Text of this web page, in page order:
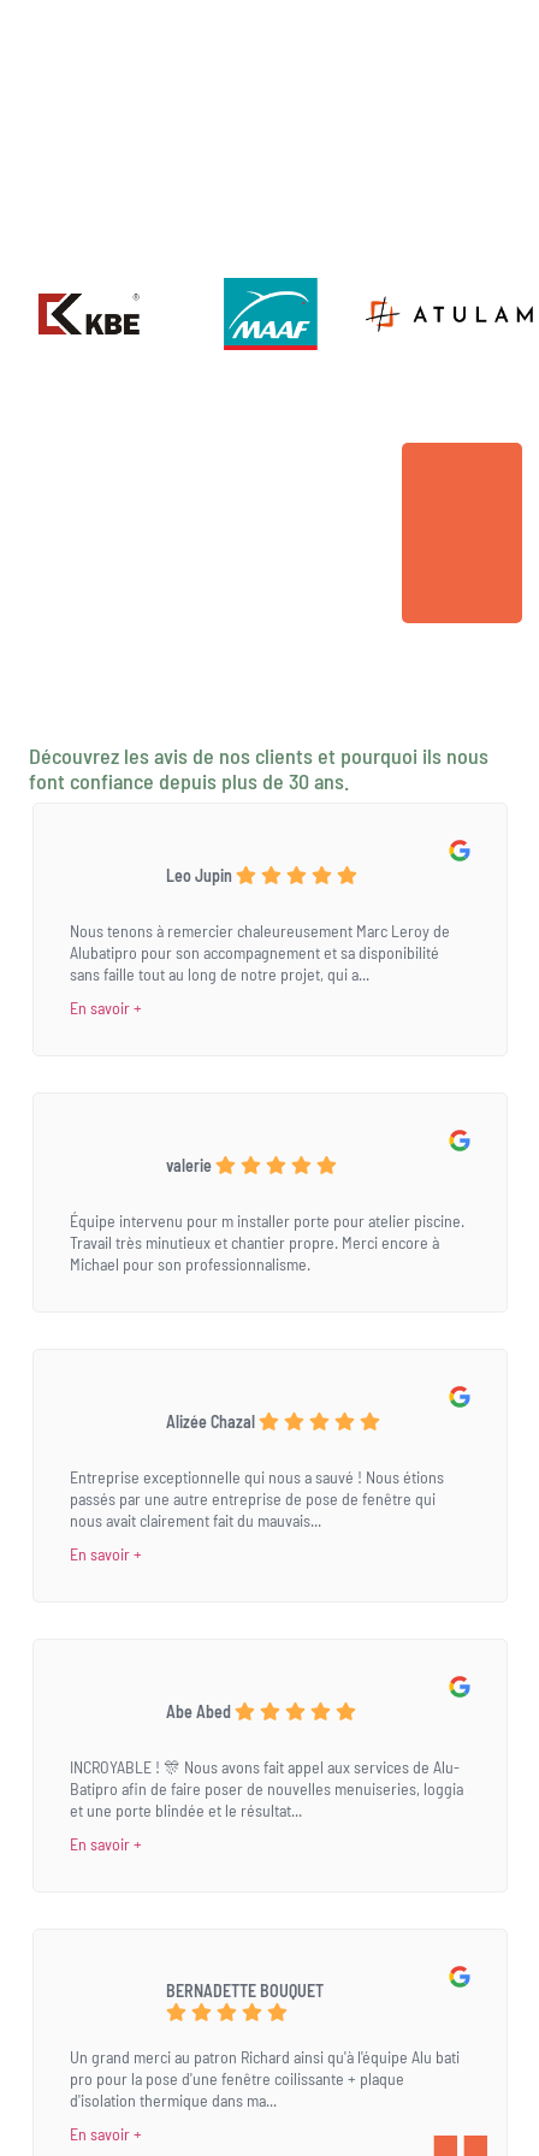
Découvrez les avis de nos clients et pourquoi ils nous
font confiance depuis plus de 30 ans.
Leo Jupin
Nous tenons à remercier chaleureusement Marc Leroy de
Alubatipro pour son accompagnement et sa disponibilité
sans faille tout au long de notre projet, qui a...
En savoir +
valerie
Équipe intervenu pour m installer porte pour atelier piscine.
Travail très minutieux et chantier propre. Merci encore à
Michael pour son professionnalisme.
Alizée Chazal
Entreprise exceptionnelle qui nous a sauvé ! Nous étions
passés par une autre entreprise de pose de fenêtre qui
nous avait clairement fait du mauvais...
En savoir +
Abe Abed
INCROYABLE ! 🎊 Nous avons fait appel aux services de Alu-
Batipro afin de faire poser de nouvelles menuiseries, loggia
et une porte blindée et le résultat...
En savoir +
BERNADETTE BOUQUET
Un grand merci au patron Richard ainsi qu'à l'équipe Alu bati
pro pour la pose d'une fenêtre coilissante + plaque
d'isolation thermique dans ma...
En savoir +